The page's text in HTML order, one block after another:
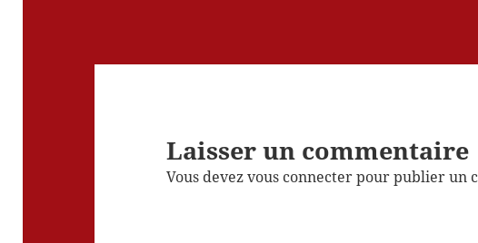
Laisser un commentaire
Vous devezvous connecterpour publier un